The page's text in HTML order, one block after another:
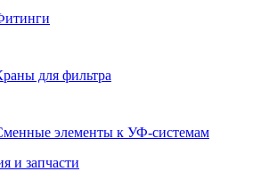
для фильтра
элементы к УФ-системам
и запчасти